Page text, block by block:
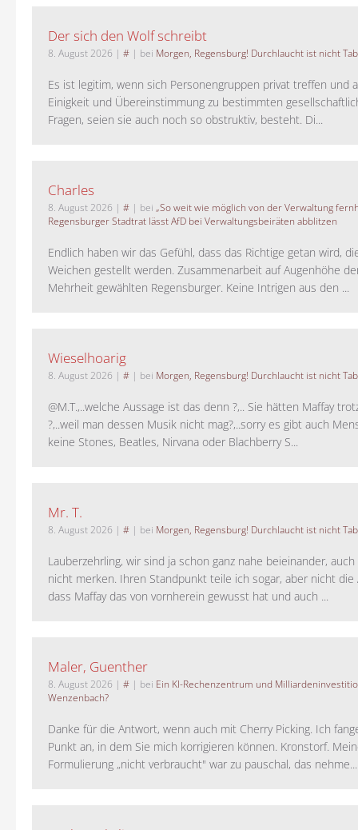
Der sich den Wolf schreibt
8. August 2026 | # | bei Morgen, Regensburg! Durchlaucht ist nicht
Es ist legitim, wenn sich Personengruppen privat treffen und
Einigkeit und Übereinstimmung zu bestimmten
Fragen, seien sie auch noch so obstruktiv, besteht. Di...
Charles
8. August 2026 | # | bei „So weit wie möglich von der Verwaltung
Regensburger Stadtrat lässt AfD bei Verwaltungsbeiräten abblitzen
Endlich haben wir das Gefühl, dass das Richtige getan wird,
Weichen gestellt werden. Zusammenarbeit auf Augenhöhe
Mehrheit gewählten Regensburger. Keine Intrigen aus den ...
Wieselhoarig
8. August 2026 | # | bei Morgen, Regensburg! Durchlaucht ist nicht
@M.T.,..welche Aussage ist das denn ?,.. Sie hätten Maffay
?,..weil man dessen Musik nicht mag?,..sorry es gibt auch
keine Stones, Beatles, Nirvana oder Blachberry S...
Mr. T.
8. August 2026 | # | bei Morgen, Regensburg! Durchlaucht ist nicht
Lauberzehrling, wir sind ja schon ganz nahe beieinander,
nicht merken. Ihren Standpunkt teile ich sogar, aber nicht die
dass Maffay das von vornherein gewusst hat und auch ...
Maler, Guenther
8. August 2026 | # | bei Ein KI-Rechenzentrum und
Wenzenbach?
Danke für die Antwort, wenn auch mit Cherry Picking. Ich
Punkt an, in dem Sie mich korrigieren können. Kronstorf.
Formulierung „nicht verbraucht" war zu pauschal, das nehme...